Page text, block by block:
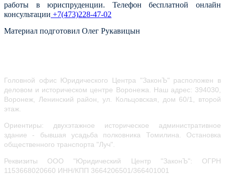
работы в юриспруденции. Телефон бесплатной онлайн
консультации +7(473)228-47-02
Материал подготовил Олег Рукавицын
Головной офис Юридического Центра "ЗаконЪ" расположен в
деловом и историческом центре Воронежа. Наш адрес: 394030,
Воронеж, Ленинский район, ул.
Кольцовская, дом 60/1, второй
этаж.
Ориентиры: двухэтажное историческое административное
здание - бывшая усадьба полковника Томилина. Остановка
общественного транспорта "Луч".
Реквизиты ООО "Юридический Центр "ЗаконЪ": ОГРН
1153668020660 ИНН/КПП 3664206501/366401001